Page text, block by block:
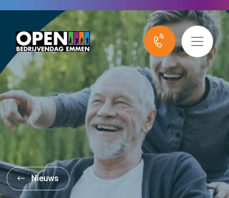
Nieuws